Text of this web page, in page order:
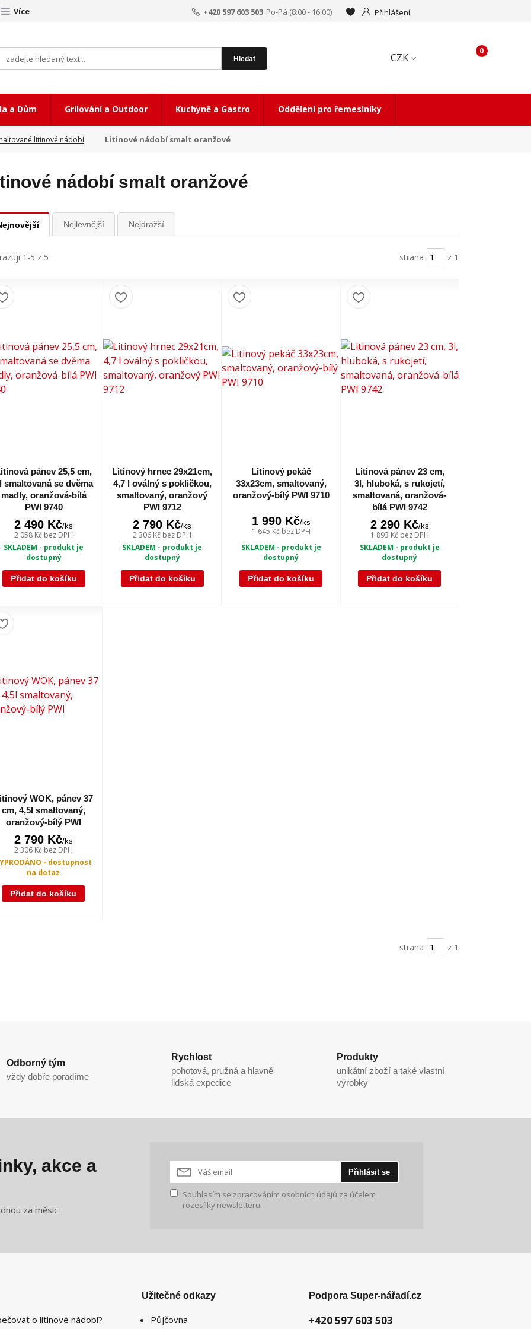
Více
CZK
Přihlášení
Hledat
+420 597 603 503 Po-Pá (8:00 - 16:00)
0
a Dům Grilování a Outdoor Kuchyně a Gastro Oddělení pro řemeslníky
litinové nádobí Litinové nádobí smalt oranžové
nádobí smalt oranžové
Nejlevnější Nejdražší
1-5 z 5 strana z 1
pánev 25,5 cm,
smaltovaná se dvěma
madly, oranžová-bílá
PWI 9740
2 490 Kč/ks
2 058 Kč bez DPH
SKLADEM - produkt je
dostupný
Přidat do košíku
Litinový hrnec 29x21cm,
4,7 l oválný s pokličkou,
smaltovaný, oranžový
PWI 9712
2 790 Kč/ks
2 306 Kč bez DPH
SKLADEM - produkt je
dostupný
Přidat do košíku
Litinový pekáč
33x23cm, smaltovaný,
oranžový-bílý PWI 9710
1 990 Kč/ks
1 645 Kč bez DPH
SKLADEM - produkt je
dostupný
Přidat do košíku
Litinová pánev 23 cm,
3l, hluboká, s rukojetí,
smaltovaná, oranžová-
bílá PWI 9742
2 290 Kč/ks
1 893 Kč bez DPH
SKLADEM - produkt je
dostupný
Přidat do košíku
WOK, pánev 37
cm, 4,5l smaltovaný,
oranžový-bílý PWI
2 790 Kč/ks
2 306 Kč bez DPH
- dostupnost
na dotaz
Přidat do košíku
strana z 1
Odborný tým
vždy dobře poradíme
Rychlost
pohotová, pružná a hlavně
lidská expedice
Produkty
unikátní zboží a také vlastní
výrobky
akce a
za měsíc.
Přihlásit se
Souhlasím se zpracováním osobních údajů za účelem
rozesílky newsletteru.
o litinové nádobí?
Užitečné odkazy
Půjčovna
Podpora Super-nářadí.cz
+420 597 603 503